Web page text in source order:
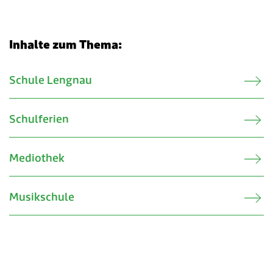
Verwandte Inhalte
Inhalte zum Thema:
Schule Lengnau
Schulferien
Mediothek
Musikschule